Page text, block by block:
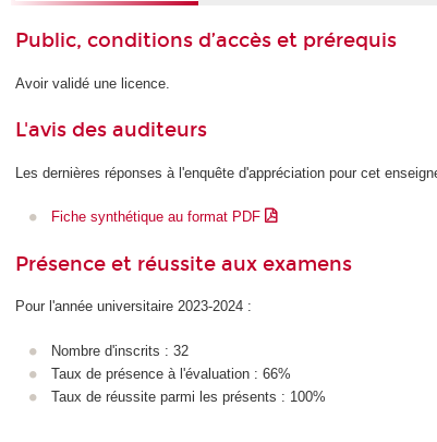
Public, conditions d’accès et prérequis
Avoir validé une licence.
L'avis des auditeurs
Les dernières réponses à l'enquête d'appréciation pour cet
Fiche synthétique au format PDF
Présence et réussite aux examens
Pour l'année universitaire 2023-2024 :
Nombre d'inscrits : 32
Taux de présence à l'évaluation : 66%
Taux de réussite parmi les présents : 100%